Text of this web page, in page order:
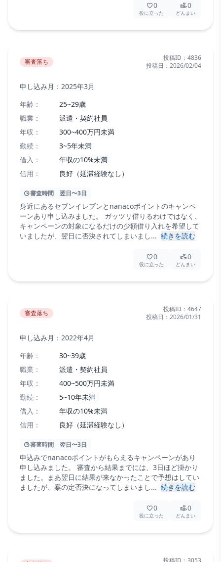
0
役に立った
0
どんまい
審査落ち 投稿ID： 4836
投稿日： 2026/02/04
申し込み月： 2025年3月
年齢：
25~29歳
職業：
派遣・契約社員
年収：
300~400万円未満
勤続：
3~5年未満
借入：
年収の10%未満
信用：
良好（延滞経験なし）
審査時間 翌日〜3日
身近にあるセブンイレブンとnanacoポイントのキャンペ
ーンあり申し込みました。 ガッツリ借りるわけではなく、
キャンペーンの対象になるだけの少額借り入れを希望して
いましたが、翌日に否決されてしまいまし... 続きを読む
0
役に立った
0
どんまい
審査落ち 投稿ID： 4647
投稿日： 2026/01/31
申し込み月： 2022年4月
年齢：
30~39歳
職業：
派遣・契約社員
年収：
400~500万円未満
勤続：
5~10年未満
借入：
年収の10%未満
信用：
良好（延滞経験なし）
審査時間 翌日〜3日
申込みでnanacoポイントがもらえるキャンペーンがあり
申し込みました。 審査から結果までには、3日ほど掛かり
ました。まあ翌日に結果が来なかったことで予想はしてい
ましたが、案の定否決になってしまいまし... 続きを読む
0
役に立った
0
どんまい
投稿ID： 3053